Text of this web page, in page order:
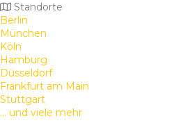
Standorte
Berlin
München
Köln
Hamburg
Düsseldorf
Frankfurt am Main
Stuttgart
... und viele mehr